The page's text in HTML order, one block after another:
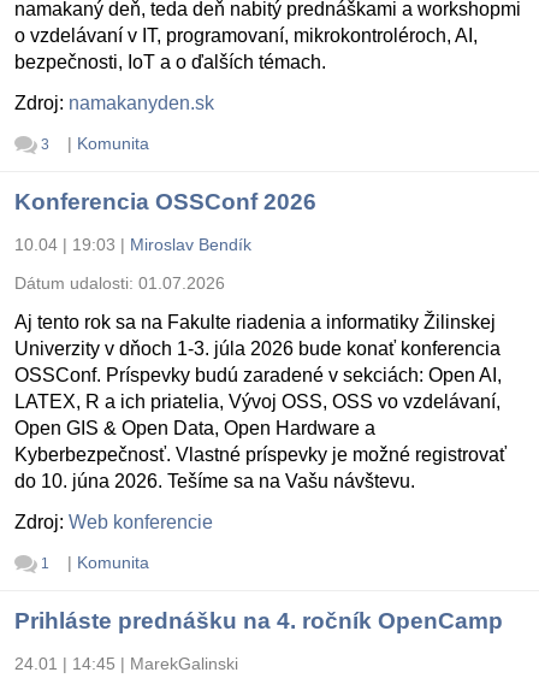
namakaný deň, teda deň nabitý prednáškami a workshopmi
o vzdelávaní v IT, programovaní, mikrokontroléroch, AI,
bezpečnosti, IoT a o ďalších témach.
Zdroj: namakanyden.sk
3 | Komunita
Konferencia OSSConf 2026
10.04 | 19:03 | Miroslav Bendík
Dátum udalosti: 01.07.2026
Aj tento rok sa na Fakulte riadenia a informatiky Žilinskej
Univerzity v dňoch 1-3. júla 2026 bude konať konferencia
OSSConf. Príspevky budú zaradené v sekciách: Open AI,
LATEX, R a ich priatelia, Vývoj OSS, OSS vo vzdelávaní,
Open GIS & Open Data, Open Hardware a
Kyberbezpečnosť. Vlastné príspevky je možné registrovať
do 10. júna 2026. Tešíme sa na Vašu návštevu.
Zdroj: Web konferencie
1 | Komunita
Prihláste prednášku na 4. ročník OpenCamp
24.01 | 14:45 | MarekGalinski